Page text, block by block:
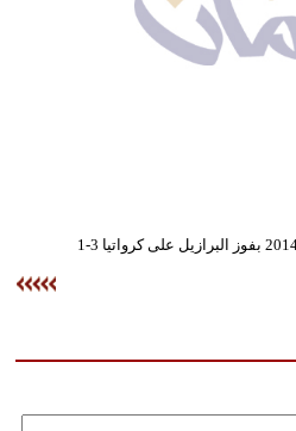
وتكنولوجيا
مدوَّنات
أبراج